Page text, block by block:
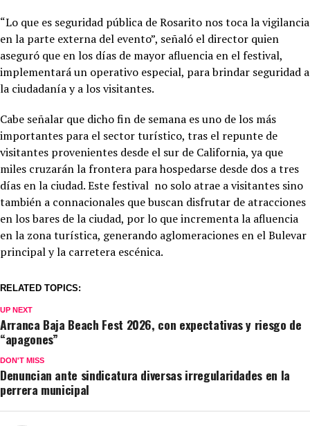
“Lo que es seguridad pública de Rosarito nos toca la vigilancia
en la parte externa del evento”, señaló el director quien
aseguró que en los días de mayor afluencia en el festival,
implementará un operativo especial, para brindar seguridad a
la ciudadanía y a los visitantes.
Cabe señalar que dicho fin de semana es uno de los más
importantes para el sector turístico, tras el repunte de
visitantes provenientes desde el sur de California, ya que
miles cruzarán la frontera para hospedarse desde dos a tres
días en la ciudad. Este festival no solo atrae a visitantes sino
también a connacionales que buscan disfrutar de atracciones
en los bares de la ciudad, por lo que incrementa la afluencia
en la zona turística, generando aglomeraciones en el Bulevar
principal y la carretera escénica.
RELATED TOPICS:
UP NEXT
Arranca Baja Beach Fest 2026, con expectativas y riesgo de
“apagones”
DON'T MISS
Denuncian ante sindicatura diversas irregularidades en la
perrera municipal